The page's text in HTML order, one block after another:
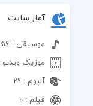
آمار سایت
موسیقی : 3656
موزیک ویدیو :
آلبوم : 29
فیلم : 0